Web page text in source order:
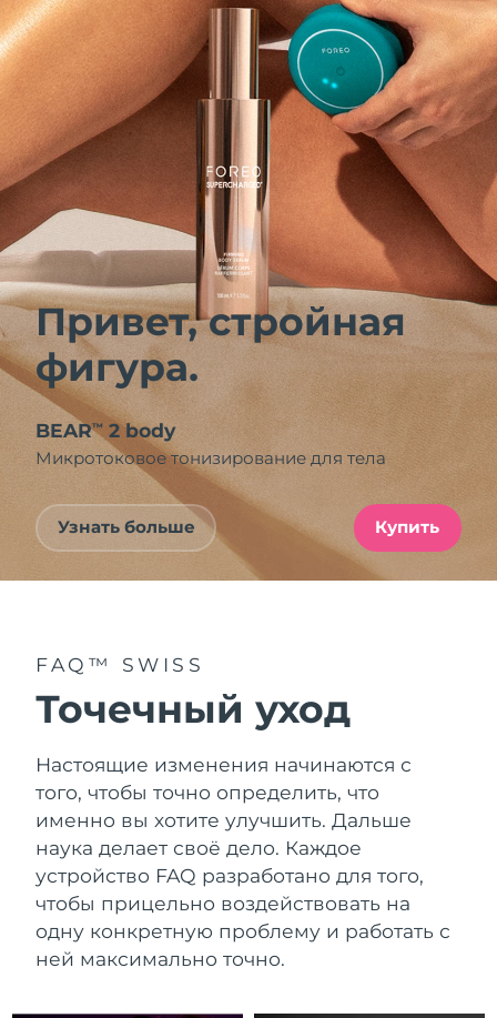
Привет, стройная
фигура.
BEAR™ 2 body
Микротоковое тонизирование для тела
Узнать больше Купить
FAQ™ SWISS
Точечный уход
Настоящие изменения начинаются с
того, чтобы точно определить, что
именно вы хотите улучшить. Дальше
наука делает своё дело. Каждое
устройство FAQ разработано для того,
чтобы прицельно воздействовать на
одну конкретную проблему и работать с
ней максимально точно.